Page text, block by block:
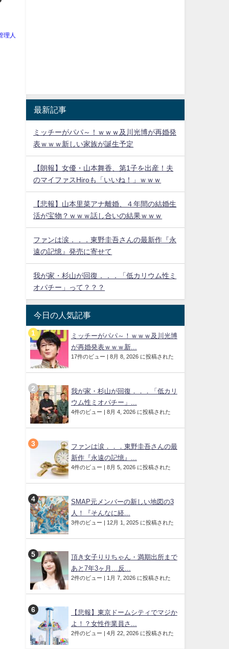
理人
最新記事
ミッチーがパパ～！ｗｗｗ及川光博が再婚発
表ｗｗｗ新しい家族が誕生予定
【朗報】女優・山本舞香、第1子を出産！夫
のマイファスHiroも「いいね！」ｗｗｗ
【悲報】山本里菜アナ離婚、４年間の結婚生
活が宝物？ｗｗｗ話し合いの結果ｗｗｗ
ファンは涙．．．東野圭吾さんの最新作『永
遠の記憶』発売に寄せて
我が家・杉山が回復．．．「低カリウム性ミ
オパチー」って？？？
今日の人気記事
ミッチーがパパ～！ｗｗｗ及川光博
が再婚発表ｗｗｗ新...
17件のビュー | 8月 8, 2026 に投稿された
我が家・杉山が回復．．．「低カリ
ウム性ミオパチー」...
4件のビュー | 8月 4, 2026 に投稿された
ファンは涙．．．東野圭吾さんの最
新作『永遠の記憶』...
4件のビュー | 8月 5, 2026 に投稿された
SMAP元メンバーの新しい地図の3
人！『そんなに経...
3件のビュー | 12月 1, 2025 に投稿された
頂き女子りりちゃん・満期出所まで
あと7年3ヶ月…反...
2件のビュー | 1月 7, 2026 に投稿された
【悲報】東京ドームシティでマジか
よ！？女性作業員さ...
2件のビュー | 4月 22, 2026 に投稿された